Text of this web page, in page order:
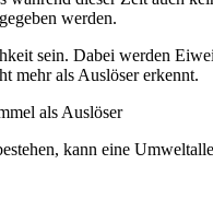
werden.
sein. Dabei werden
mehr als Auslöser erkennt.
als Auslöser
kann eine